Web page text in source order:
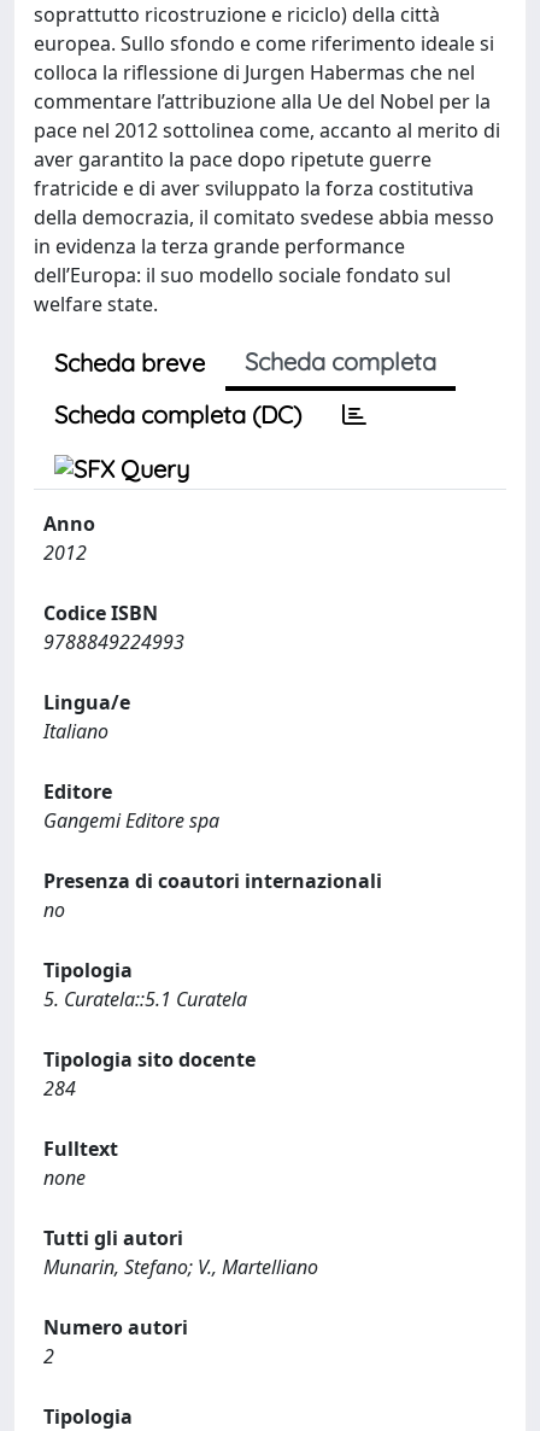
soprattutto ricostruzione e riciclo) della città
europea. Sullo sfondo e come riferimento ideale si
colloca la riflessione di Jurgen Habermas che nel
commentare l’attribuzione alla Ue del Nobel per la
pace nel 2012 sottolinea come, accanto al merito di
aver garantito la pace dopo ripetute guerre
fratricide e di aver sviluppato la forza costitutiva
della democrazia, il comitato svedese abbia messo
in evidenza la terza grande performance
dell’Europa: il suo modello sociale fondato sul
welfare state.
Scheda breve
Scheda completa
Scheda completa (DC)
Anno
2012
Codice ISBN
9788849224993
Lingua/e
Italiano
Editore
Gangemi Editore spa
Presenza di coautori internazionali
no
Tipologia
5. Curatela::5.1 Curatela
Tipologia sito docente
284
Fulltext
none
Tutti gli autori
Munarin, Stefano; V., Martelliano
Numero autori
2
Tipologia